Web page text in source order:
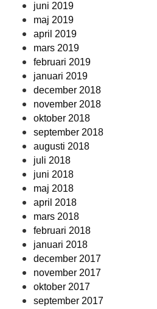
juni 2019
maj 2019
april 2019
mars 2019
februari 2019
januari 2019
december 2018
november 2018
oktober 2018
september 2018
augusti 2018
juli 2018
juni 2018
maj 2018
april 2018
mars 2018
februari 2018
januari 2018
december 2017
november 2017
oktober 2017
september 2017